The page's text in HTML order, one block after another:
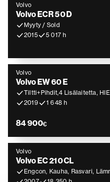
Volvo
Volvo ECR 50 D
Myyty / Sold
2015
5 017 h
Volvo
Volvo EW 60 E
Tiltti+Pihdit,4 Lisälaitetta,
2019
1 648 h
84 900€
Volvo
Volvo EC 210 CL
Engcon, Kauha, Rasvari,